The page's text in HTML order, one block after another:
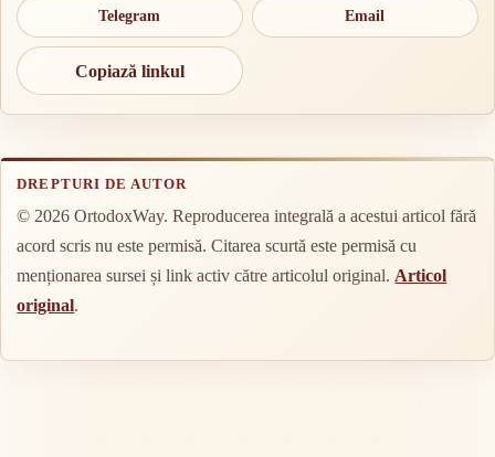
Telegram Email
Copiază linkul
DREPTURI DE AUTOR
© 2026 OrtodoxWay. Reproducerea integrală a acestui articol fără
acord scris nu este permisă. Citarea scurtă este permisă cu
menționarea sursei și link activ către articolul original. Articol
original.